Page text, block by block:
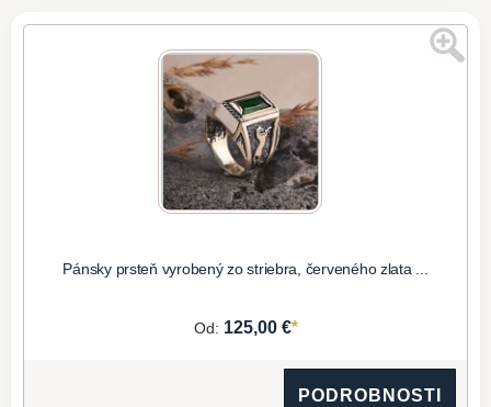
Pánsky prsteň vyrobený zo striebra, červeného zlata ...
Od: 125,00 €*
PODROBNOSTI